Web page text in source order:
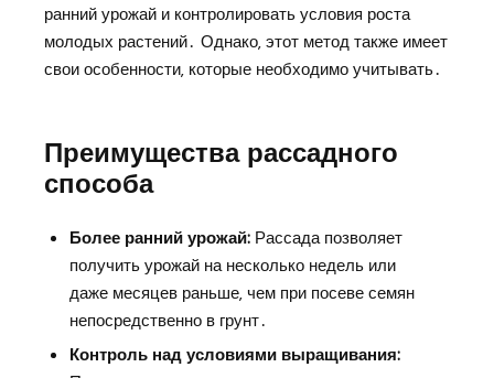
ранний урожай и контролировать условия роста
молодых растений․ Однако‚ этот метод также имеет
свои особенности‚ которые необходимо учитывать․
Преимущества рассадного
способа
Более ранний урожай:Рассада позволяет
получить урожай на несколько недель или
даже месяцев раньше‚ чем при посеве семян
непосредственно в грунт․
Контроль над условиями выращивания: